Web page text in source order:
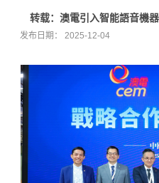
转载：澳電引入智能語音機
发布日期： 2025-12-04